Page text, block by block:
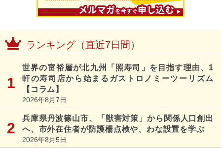
ランキング（直近7日間）
世界の富裕層が北九州「照寿司」を目指す理由、1
軒の寿司店から始まるガストロノミーツーリズム
【コラム】
2026年8月7日
兵庫県丹波篠山市、「獣害対策」から関係人口創出
へ、市外在住者が防護柵点検や、わな設置を学ぶ
2026年8月5日